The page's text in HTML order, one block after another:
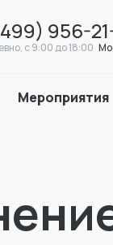
956-
c 9:00 до 18:00
Мероприятия